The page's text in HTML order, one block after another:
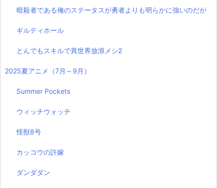
暗殺者である俺のステータスが勇者よりも明らかに強いのだが
ギルティホール
とんでもスキルで異世界放浪メシ2
2025夏アニメ（7月～9月）
Summer Pockets
ウィッチウォッチ
怪獣8号
カッコウの許嫁
ダンダダン